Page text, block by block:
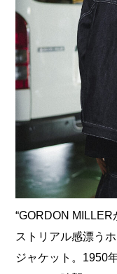
“GORDON
ストリアル感漂う
ジャケット。1950